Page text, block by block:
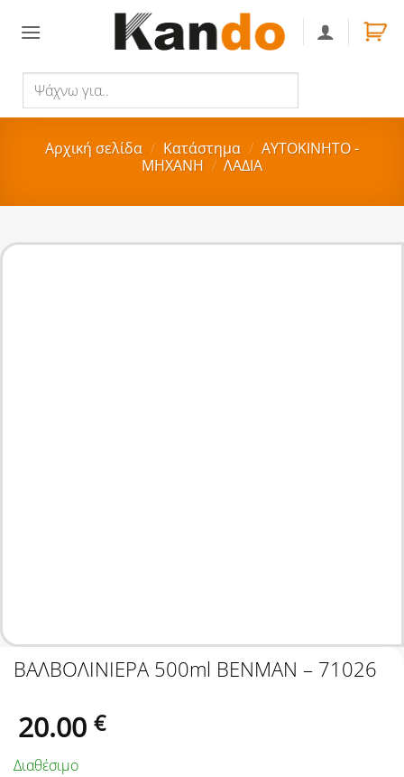
για..
Αρχική σελίδα / Κατάστημα / ΑΥΤΟΚΙΝΗΤΟ -
ΜΗΧΑΝΗ / ΛΑΔΙΑ
ΒΑΛΒΟΛΙΝΙΕΡΑ 500ml BENMAN – 71026
20.00 €
Διαθέσιμο